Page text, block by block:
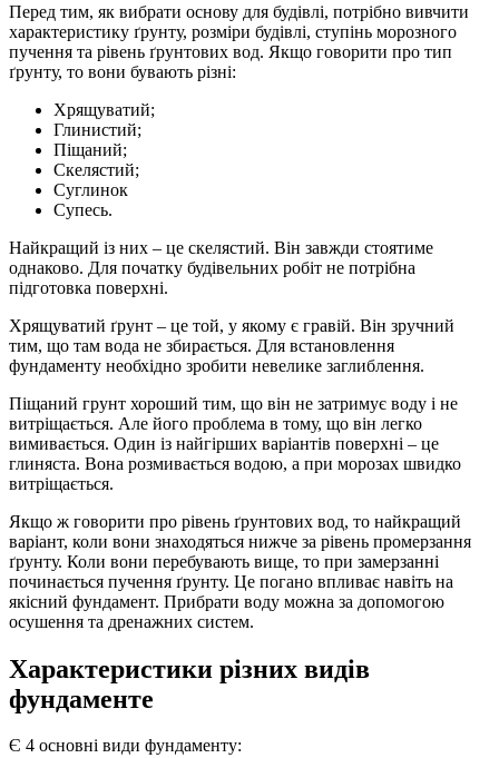
Перед тим, як вибрати основу для будівлі, потрібно вивчити
характеристику ґрунту, розміри будівлі, ступінь морозного
пучення та рівень ґрунтових вод. Якщо говорити про тип
ґрунту, то вони бувають різні:
Хрящуватий;
Глинистий;
Піщаний;
Скелястий;
Суглинок
Супесь.
Найкращий із них – це скелястий. Він завжди стоятиме
однаково. Для початку будівельних робіт не потрібна
підготовка поверхні.
Хрящуватий ґрунт – це той, у якому є гравій. Він зручний
тим, що там вода не збирається. Для встановлення
фундаменту необхідно зробити невелике заглиблення.
Піщаний грунт хороший тим, що він не затримує воду і не
витріщається. Але його проблема в тому, що він легко
вимивається. Один із найгірших варіантів поверхні – це
глиняста. Вона розмивається водою, а при морозах швидко
витріщається.
Якщо ж говорити про рівень ґрунтових вод, то найкращий
варіант, коли вони знаходяться нижче за рівень промерзання
ґрунту. Коли вони перебувають вище, то при замерзанні
починається пучення ґрунту. Це погано впливає навіть на
якісний фундамент. Прибрати воду можна за допомогою
осушення та дренажних систем.
Характеристики різних видів
фундаментe
Є 4 основні види фундаменту: